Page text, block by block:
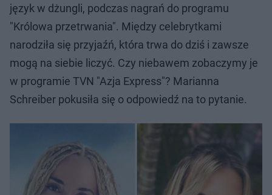
język w dżungli, podczas nagrań do programu
"Królowa przetrwania". Między celebrytkami
narodziła się przyjaźń, która trwa do dziś i zawsze
mogą na siebie liczyć. Czy niebawem zobaczymy je
w programie TVN "Azja Express"? Marianna
Schreiber pokusiła się o odpowiedź na to pytanie.